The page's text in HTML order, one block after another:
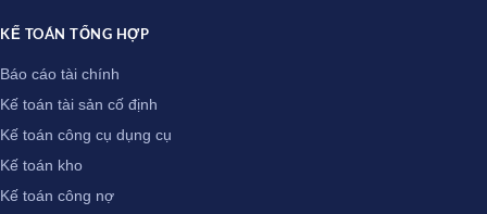
KẾ TOÁN TỔNG HỢP
Báo cáo tài chính
Kế toán tài sản cố định
Kế toán công cụ dụng cụ
Kế toán kho
Kế toán công nợ